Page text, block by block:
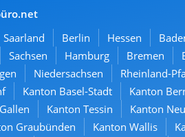
Saarland Berlin Hessen
Sachsen Hamburg Bremen
Niedersachsen Rheinland-
Kanton Basel-Stadt Kanton
Kanton Tessin Kanton
Graubünden Kanton Wallis